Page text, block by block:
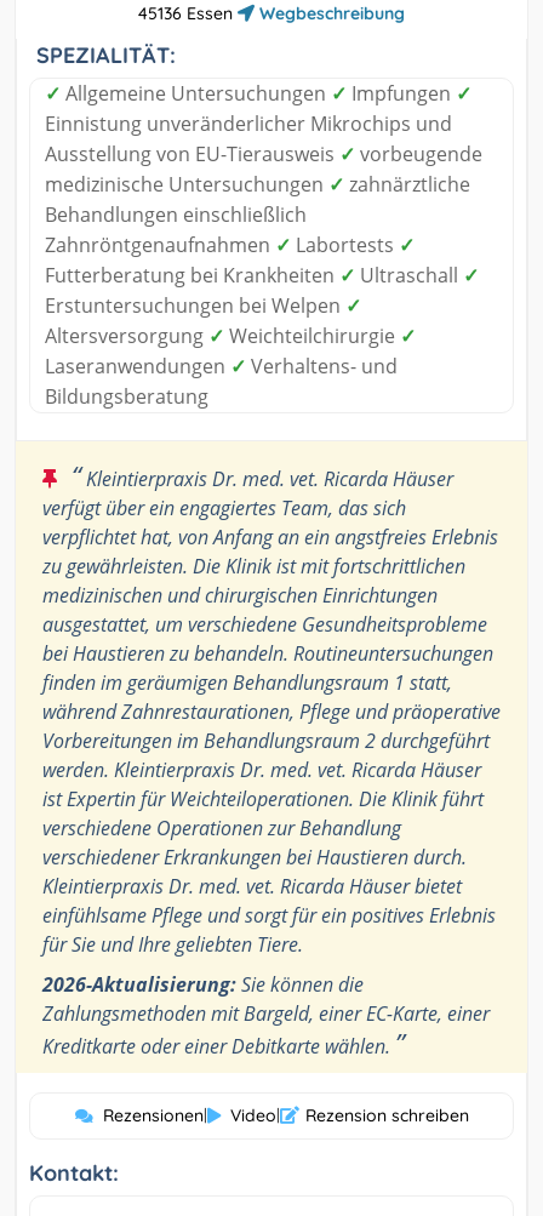
45136 Essen Wegbeschreibung
SPEZIALITÄT:
✓ Allgemeine Untersuchungen ✓ Impfungen ✓
Einnistung unveränderlicher Mikrochips und
Ausstellung von EU-Tierausweis ✓ vorbeugende
medizinische Untersuchungen ✓ zahnärztliche
Behandlungen einschließlich
Zahnröntgenaufnahmen ✓ Labortests ✓
Futterberatung bei Krankheiten ✓ Ultraschall ✓
Erstuntersuchungen bei Welpen ✓
Altersversorgung ✓ Weichteilchirurgie ✓
Laseranwendungen ✓ Verhaltens- und
Bildungsberatung
“Kleintierpraxis Dr. med. vet. Ricarda Häuser
verfügt über ein engagiertes Team, das sich
verpflichtet hat, von Anfang an ein angstfreies Erlebnis
zu gewährleisten. Die Klinik ist mit fortschrittlichen
medizinischen und chirurgischen Einrichtungen
ausgestattet, um verschiedene Gesundheitsprobleme
bei Haustieren zu behandeln. Routineuntersuchungen
finden im geräumigen Behandlungsraum 1 statt,
während Zahnrestaurationen, Pflege und präoperative
Vorbereitungen im Behandlungsraum 2 durchgeführt
werden. Kleintierpraxis Dr. med. vet. Ricarda Häuser
ist Expertin für Weichteiloperationen. Die Klinik führt
verschiedene Operationen zur Behandlung
verschiedener Erkrankungen bei Haustieren durch.
Kleintierpraxis Dr. med. vet. Ricarda Häuser bietet
einfühlsame Pflege und sorgt für ein positives Erlebnis
für Sie und Ihre geliebten Tiere.
2026-Aktualisierung:Sie können die
Zahlungsmethoden mit Bargeld, einer EC-Karte, einer
Kreditkarte oder einer Debitkarte wählen. ”
Rezensionen| Video| Rezension schreiben
Kontakt: